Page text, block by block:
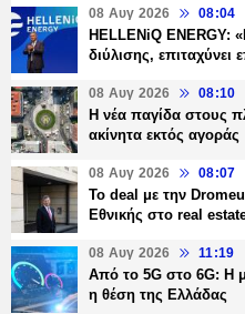
08 Αυγ 2026 08:04
HELLENiQ ENERGY:
διύλισης, επιταχύνει
08 Αυγ 2026 08:10
Η νέα παγίδα στους
ακίνητα εκτός αγοράς
08 Αυγ 2026 08:07
Το deal με την
Εθνικής στο real
08 Αυγ 2026 11:19
Από το 5G στο 6G: Η
η θέση της Ελλάδας